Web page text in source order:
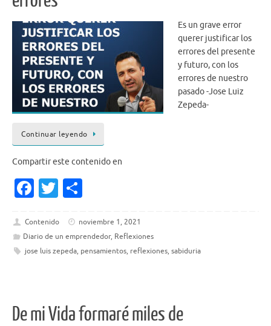
Es un grave error
querer justificar los
errores del presente
y futuro, con los
errores de nuestro
pasado -Jose Luiz
Zepeda-
Continuar leyendo
Compartir este contenido en
Fa
e
b
k
T
it
te
ar
e
Contenido
noviembre 1, 2021
Diario de un emprendedor, Reflexiones
jose luis zepeda, pensamientos, reflexiones, sabiduria
De mi Vida formaré miles de